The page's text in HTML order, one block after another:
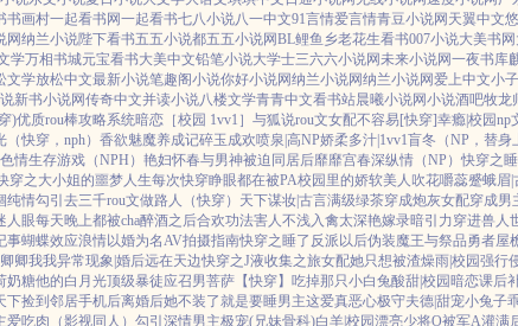
书画村一起看书网一起看书七八小说八一中文91言情爱言情青豆小说网 天翼中文
网纳兰小说陛下看书五五小说都五五小说网BL鲤鱼乡老花生看书007小说大美书网
学万相书城元宝看书大美中文铅笔小说大学士三六六小说网未来小说网一夜书库
文学放松中文最新小说笔趣阁小说你好小说网纳兰小说网纳兰小说网爱上中文小
新书小说网传奇中文并读小说八楼文学青青中文看书站晨曦小说网小说酒吧牧龙
)优质rou棒攻略系统暗恋［校园 1vv1］ 与狐说rou文女配不容易[快穿]幸瘾|校园np
快穿，nph） 香欲魅魔养成记碎玉成欢喷泉|高NP娇柔多汁|1vv1盲冬（NP，替身
色情生存游戏（NPH） 艳妇怀春与男神被迫同居后靡靡宫春深纵情（NP）快穿之
穿之大小姐的噩梦人生每次快穿睁眼都在被PA校园里的娇软美人 吹花嚼蕊蹙蛾眉|
纯情勾引 去三千rou文做路人（快穿） 天下谋妆|古言满级绿茶穿成炮灰女配穿成男
人眼每天晚上都被cha醉酒之后合欢功法害人不浅入禽太深艳嫁录暗引力穿进兽人
事蝴蝶效应浪情以婚为名AV拍摄指南快穿之睡了反派以后伪装魔王与祭品勇者屋
卿我我异常现象|婚后远在天边快穿之J液收集之旅女配她只想被渣燥雨|校园强行
奶糖他的白月光顶级暴徒应召男菩萨 【快穿】吃掉那只小白兔酸甜|校园暗恋课后
下捡到邻居手机后离婚后她不装了就是要睡男主这爱真恶心极守夫德|甜宠小兔子
爱吃肉 （影视同人）勾引深情男主极宠(兄妹骨科)白羊|校园漂亮少将O被军A灌满